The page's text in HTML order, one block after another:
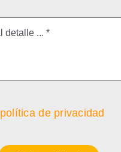
política de privacidad